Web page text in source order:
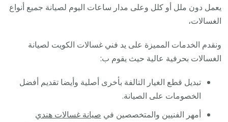
يعمل دون ملل أو كلل وعلى مدار ساعات اليوم لصيانة جميع أنواع
الغسالات،
ونقدم الخدمات المميزة على يد فني غسالات الكويت لصيانة
الغسالات بحرفية عالية حيث يقوم ب:
تبديل قطع الغيار التالفة بأخرى أصلية وأيضا تقديم أفضل
الخصومات على الصيانة.
أمهر الفنيين والمتخصصين في صيانة غسالات هندي